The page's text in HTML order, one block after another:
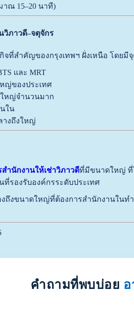
ณ 15–20 นาที)
วิภาวดี–จตุจักร
จที่สำคัญของกรุงเทพฯ ฝั่งเหนือ โดยมี
และ MRT
ญ่ของประเทศ
หญ่จำนวนมาก
ใน
างถึงใหญ่
สำนักงานให้เช่าวิภาวดีที่มีขนาดใหญ่ ที่
รองรับองค์กรระดับประเทศ
ถึงขนาดใหญ่ที่ต้องการสำนักงานใน
คำถามที่พบบ่อย